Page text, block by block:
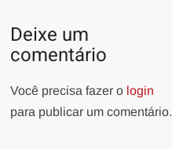
Deixe um
comentário
Você precisa fazer o login
para publicar um comentário.